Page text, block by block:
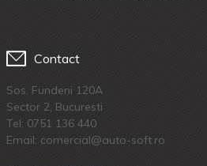
Contact
Sos. Fundeni 120A
Sector 2, Bucuresti
Tel: 0751 136 440
Email: comercial@auto-soft.ro